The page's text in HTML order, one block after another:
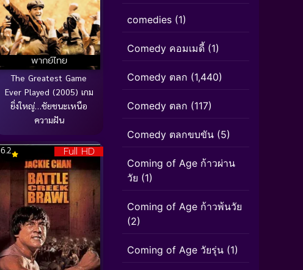
พากย์ไทย
The Greatest Game
Ever Played (2005) เกม
ยิ่งใหญ่…ชัยชนะเหนือ
ความฝัน
Full HD
6.2
comedies (1)
Comedy คอมเมดี้ (1)
Comedy ตลก (1,440)
Comedy ตลก (117)
Comedy ตลกขบขัน (5)
Coming of Age ก้าวผ่าน
วัย (1)
Coming of Age ก้าวพ้นวัย
(2)
Coming of Age วัยรุ่น (1)